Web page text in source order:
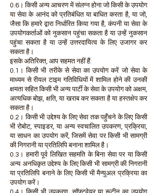
0.6। किसी अन्य आचरण में संलग्न होना जो किसी के उपयोग
या सेवा के आनंद को प्रतिबंधित या बाधित करता है, या जो,
जैसा कि हमारे द्वारा निर्धारित किया गया है, कंपनी या सेवा के
उपयोगकर्ताओं को नुकसान पहुंचा सकता है या उन्हें नुकसान
पहुंचा सकता है या उन्हें उत्तरदायित्व के लिए उजागर कर
सकता है।
इसके अतिरिक्त, आप सहमत नहीं हैं:
0.1। किसी भी तरीके से सेवा का उपयोग करें जो सेवा के
माध्यम से रीयल टाइम गतिविधियों में शामिल होने की उनकी
क्षमता सहित किसी भी अन्य पार्टी के सेवा के उपयोग को अक्षम,
अत्यधिक बोझ, क्षति, या खराब कर सकता है या हस्तक्षेप कर
सकता है।
0.2। किसी भी उद्देश्य के लिए सेवा तक पहुँचने के लिए किसी
भी रोबोट, स्पाइडर, या अन्य स्वचालित उपकरण, प्रक्रिया,
या साधन का उपयोग करें, जिसमें सेवा पर किसी भी सामग्री
की निगरानी या प्रतिलिपि बनाना शामिल है।
0.3। हमारी पूर्व लिखित सहमति के बिना सेवा पर या किसी
अन्य अनधिकृत उद्देश्य के लिए किसी भी सामग्री की निगरानी
या प्रतिलिपि बनाने के लिए किसी भी मैन्युअल प्रक्रिया का
उपयोग करें।